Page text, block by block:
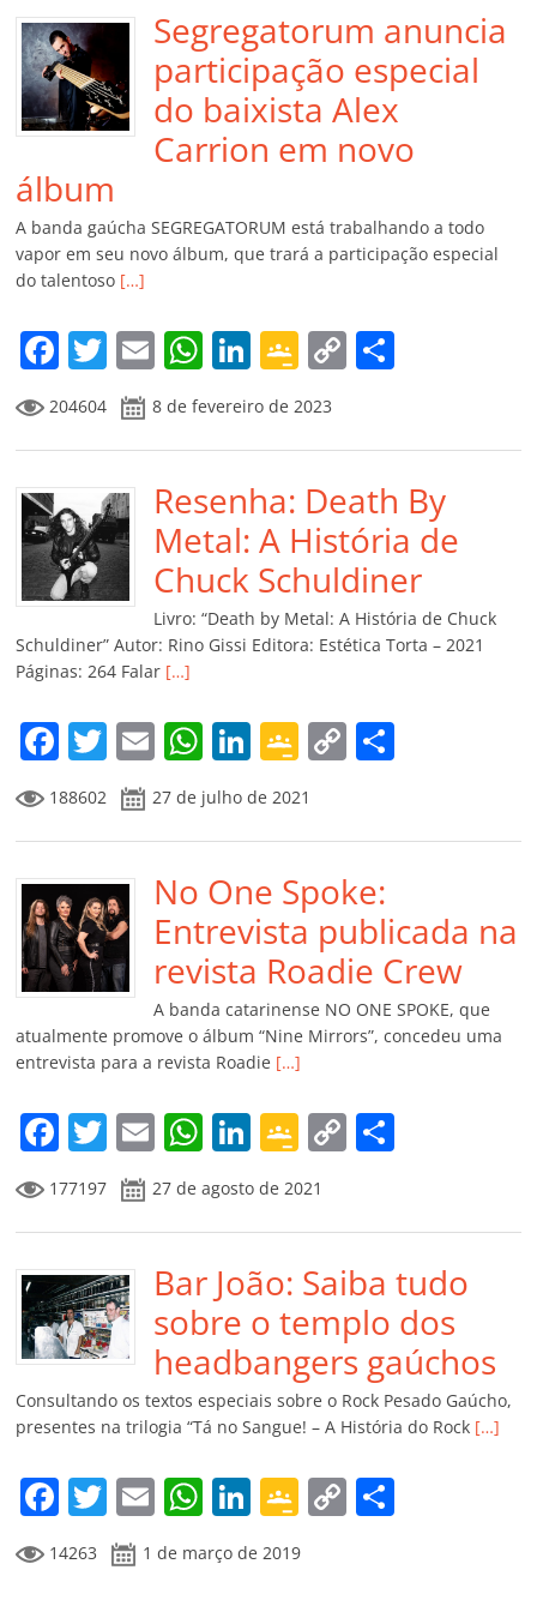
Segregatorum anuncia
participação especial
do baixista Alex
Carrion em novo
álbum
A banda gaúcha SEGREGATORUM está trabalhando a todo
vapor em seu novo álbum, que trará a participação especial
do talentoso […]
F
a
c
e
b
o
o
k
T
w
itt
er
E
m
ai
l
W
at
s
A
p
p
Li
k
e
dI
n
G
o
o
gl
e
Cl
a
ss
ro
m
C
y
Li
n
k
p
ar
til
h
ar
204604 8 de fevereiro de 2023
Resenha: Death By
Metal: A História de
Chuck Schuldiner
Livro: “Death by Metal: A História de Chuck
Schuldiner” Autor: Rino Gissi Editora: Estética Torta – 2021
Páginas: 264 Falar […]
F
a
c
e
b
o
o
k
T
w
itt
er
E
m
ai
l
W
h
at
s
A
p
p
Li
n
k
e
dI
n
G
o
o
gl
e
Cl
a
ss
ro
o
m
C
y
Li
n
k
p
til
h
ar
188602 27 de julho de 2021
No One Spoke:
Entrevista publicada na
revista Roadie Crew
A banda catarinense NO ONE SPOKE, que
atualmente promove o álbum “Nine Mirrors”, concedeu uma
entrevista para a revista Roadie […]
F
a
c
e
b
o
o
k
T
w
itt
er
E
m
ai
l
W
at
s
A
p
p
Li
n
k
e
dI
n
G
o
o
gl
e
Cl
a
ss
ro
o
m
C
y
Li
n
k
p
ar
til
h
ar
177197 27 de agosto de 2021
Bar João: Saiba tudo
sobre o templo dos
headbangers gaúchos
Consultando os textos especiais sobre o Rock Pesado Gaúcho,
presentes na trilogia “Tá no Sangue! – A História do Rock […]
F
a
c
T
w
itt
E
m
ai
W
at
Li
n
k
G
o
C
14263 1 de março de 2019